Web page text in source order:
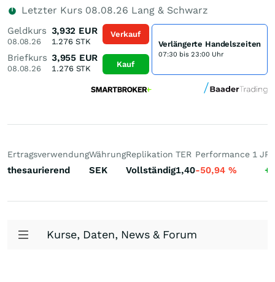
Letzter Kurs 08.08.26 Lang & Schwarz
Geldkurs
08.08.26
3,932 EUR
1.276STK
Briefkurs
08.08.26
3,955 EUR
1.276STK
Verkauf
Kauf
Verlängerte Handelszeiten
07:30 bis 23:00 Uhr
Ertragsverwendung
thesaurierend
Währung
SEK
Replikation
Vollständig
TER
1,40
Performance 1 J
-50,94 %
Kurse, Daten, News & Forum